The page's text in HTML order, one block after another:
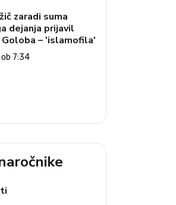
zaradi suma
dejanja prijavil
– 'islamofila'
7:34